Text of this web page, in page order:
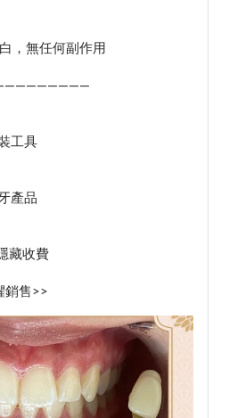
，無任何副作用
工具
產品
藏收費
銷售>>